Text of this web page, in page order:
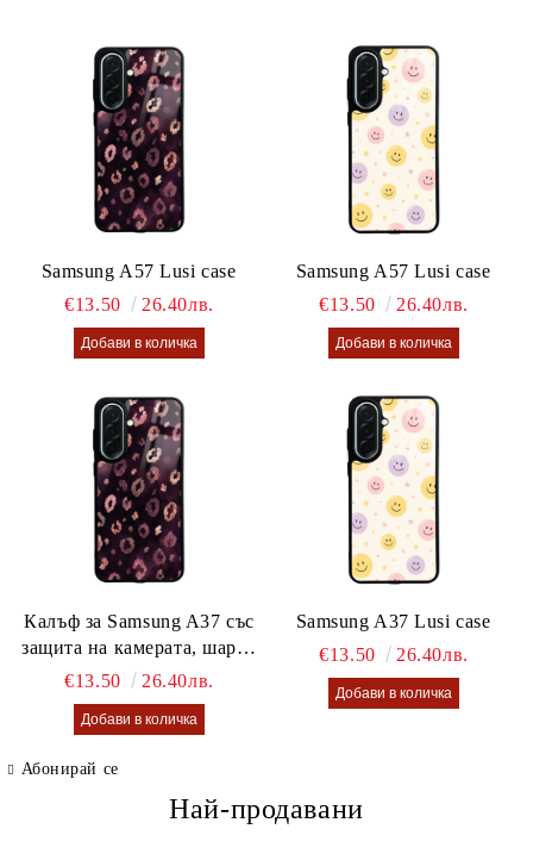
Samsung A57 Lusi case
€13.50
26.40лв.
Samsung A57 Lusi case
€13.50
26.40лв.
Калъф за Samsung A37 със
защита на камерата, шарен
калъф Lusi case
€13.50 26.40лв.
Samsung A37 Lusi case
€13.50
26.40лв.
Абонирай се
Най-продавани